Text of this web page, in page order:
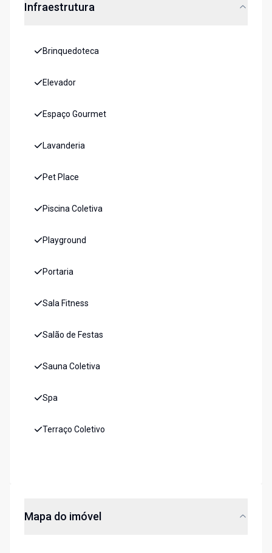
Infraestrutura
Brinquedoteca
Elevador
Espaço Gourmet
Lavanderia
Pet Place
Piscina Coletiva
Playground
Portaria
Sala Fitness
Salão de Festas
Sauna Coletiva
Spa
Terraço Coletivo
Mapa do imóvel